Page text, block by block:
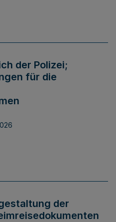
der Polizei;
für die
der